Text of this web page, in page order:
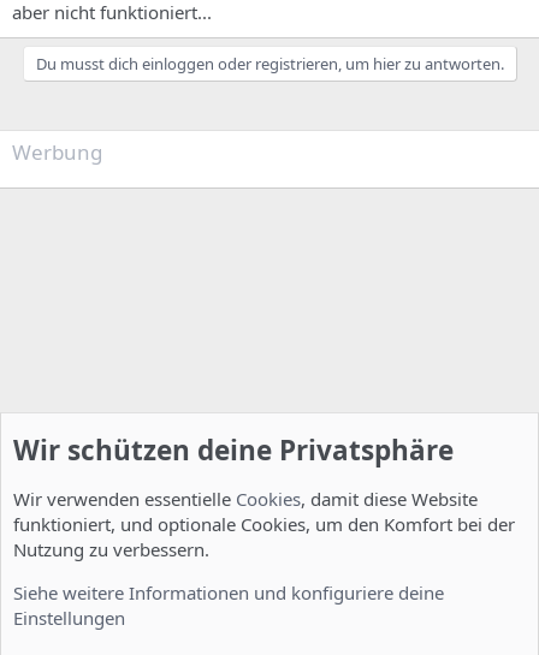
aber nicht funktioniert...
Du musst dich einloggen oder registrieren, um hier zu antworten.
Werbung
Wir schützen deine Privatsphäre
Wir verwenden essentielle Cookies, damit diese Website
funktioniert, und optionale Cookies, um den Komfort bei der
Nutzung zu verbessern.
Siehe weitere Informationen und konfiguriere deine
Einstellungen